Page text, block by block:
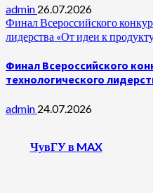
admin 26.07.2026
Финал Всероссийского
лидерства «От идеи к
Финал Всероссийского
технологического
admin 24.07.2026
ЧувГУ в MAX